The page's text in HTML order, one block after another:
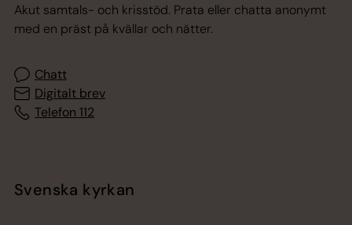
Akut samtals- och krisstöd. Prata eller chatta anonymt
med en präst på kvällar och nätter.
Chatt
Digitalt brev
Telefon 112
Svenska kyrkan